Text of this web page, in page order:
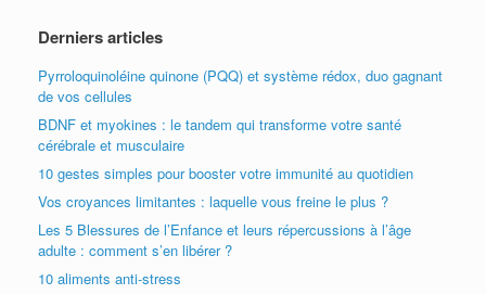
Derniers articles
Pyrroloquinoléine quinone (PQQ) et système rédox, duo gagnant
de vos cellules
BDNF et myokines : le tandem qui transforme votre santé
cérébrale et musculaire
10 gestes simples pour booster votre immunité au quotidien
Vos croyances limitantes : laquelle vous freine le plus ?
Les 5 Blessures de l’Enfance et leurs répercussions à l’âge
adulte : comment s’en libérer ?
10 aliments anti-stress